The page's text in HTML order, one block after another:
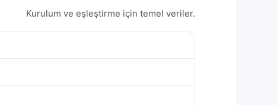
Kurulum ve eşleştirme için temel veriler.